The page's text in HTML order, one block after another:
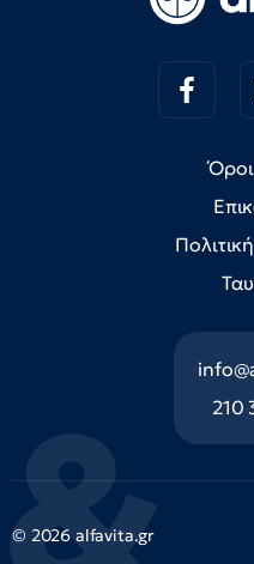
210
© 2026 alfavita.gr